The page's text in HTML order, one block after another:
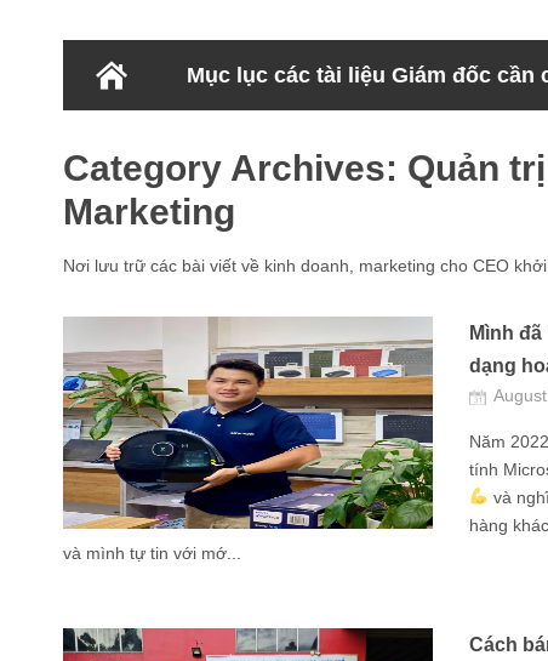
Mục lục các tài liệu Giám đốc cần
Category Archives: Quản
Marketing
Nơi lưu trữ các bài viết về kinh doanh, marketing cho CEO
Mình
dạng
Năm
tính
và
hàng
và mình tự tin với mớ...
Cách